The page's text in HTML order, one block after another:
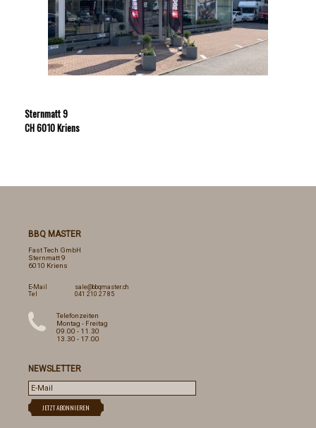
Sternmatt 9
CH 6010 Kriens
BBQ MASTER
Fast Tech GmbH
Sternmatt 9
6010 Kriens
E-Mail
sale@bbqmaster.ch
Tel
041 210 27 85
Telefonzeiten
Montag - Freitag
09.00 - 11.30
13.30 - 17.00
NEWSLETTER